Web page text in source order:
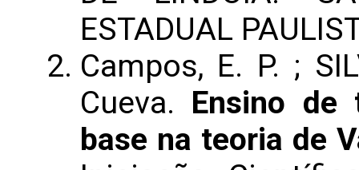
ESTADUAL
Campos, E. P. ;
Cueva. Ensino de
base na teoria de